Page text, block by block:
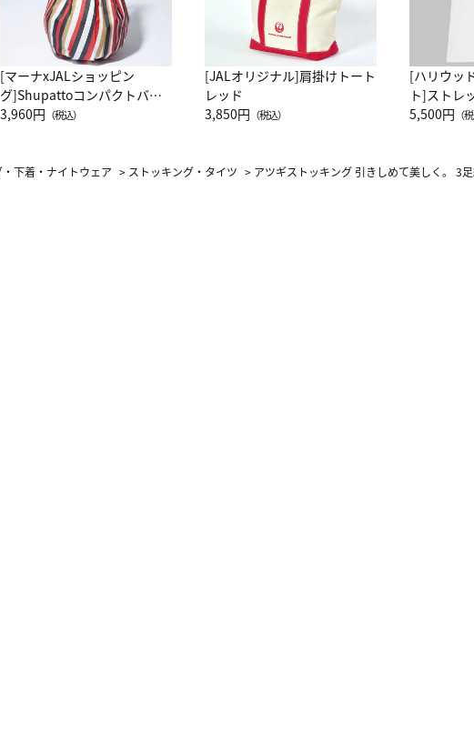
[マーナxJALショッピン
グ]Shupattoコンパクトバッ
グ Drop JAL客室乗務員
3,960円 （税込）
[JALオリジナル]肩掛けトート
レッド
3,850円 （税込）
[ハリウッ
ト]ストレ
ーネック別
5,500円 （
下着・ナイトウェア > ストッキング・タイツ > アツギストッキング 引きしめて美しく。 3